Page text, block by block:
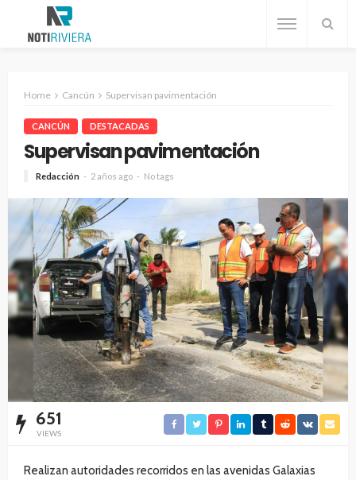
Home Cancún Supervisan pavimentación
CANCÚN DESTACADAS
Supervisan pavimentación
Redacción 2 años ago No tags
651
VIEWS
Realizan autoridades recorridos en las avenidas Galaxias